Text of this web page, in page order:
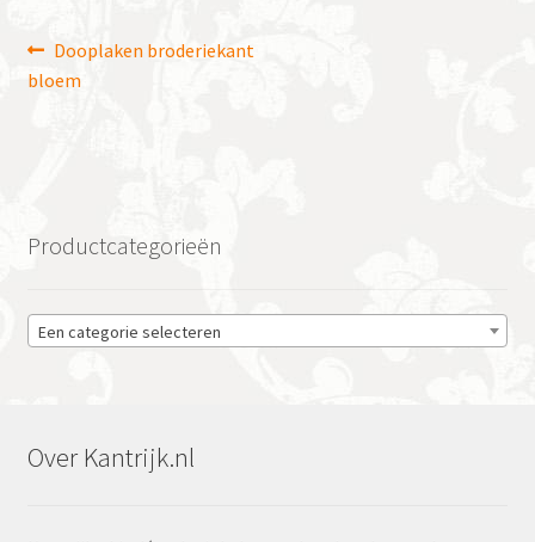
Bericht
navigatie
Vorig
bericht:
Dooplaken broderiekant
bloem
Productcategorieën
Een categorie selecteren
Over Kantrijk.nl